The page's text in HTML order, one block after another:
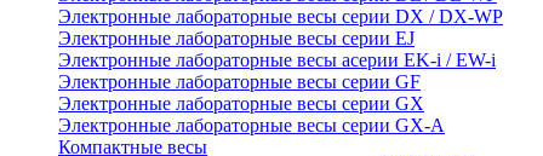
Электронные лабораторные весы серии DX / DX-WP
Электронные лабораторные весы серии EJ
Электронные лабораторные весы aсерии EK-i / EW-i
Электронные лабораторные весы серии GF
Электронные лабораторные весы серии GX
Электронные лабораторные весы серии GX-A
Компактные весы